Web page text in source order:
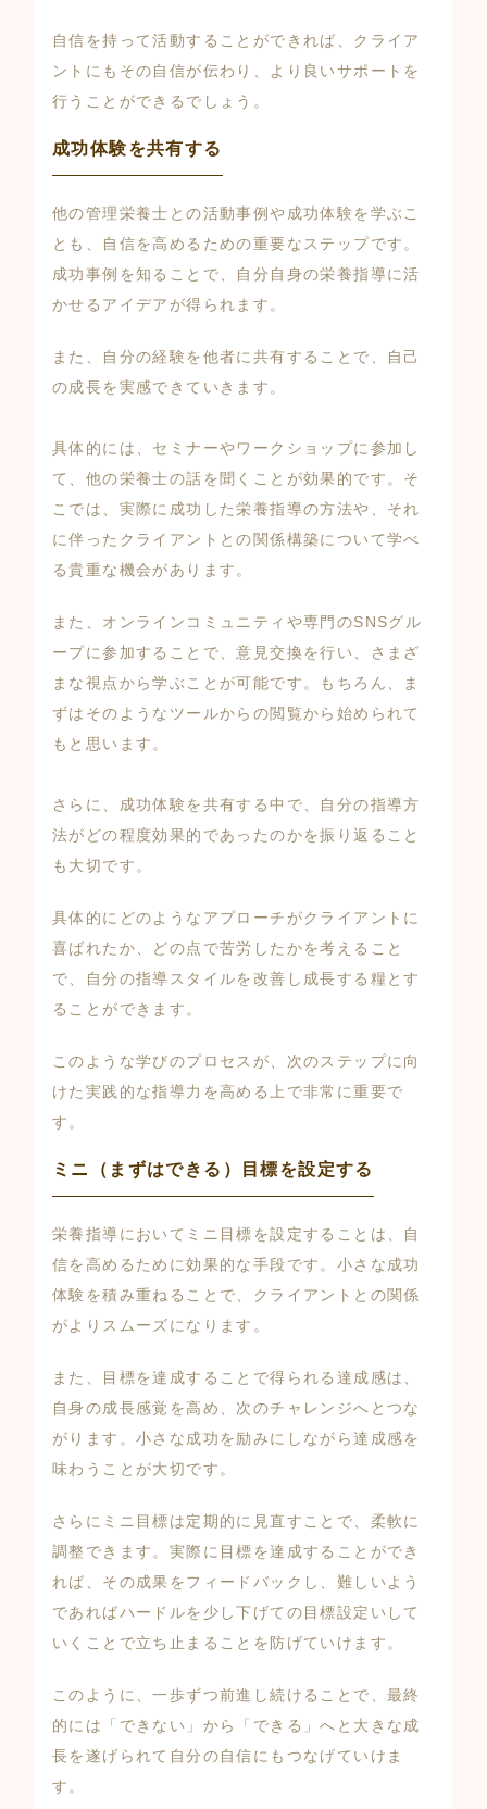
自信を持って活動することができれば、クライア
ントにもその自信が伝わり、より良いサポートを
行うことができるでしょう。
成功体験を共有する
他の管理栄養士との活動事例や成功体験を学ぶこ
とも、自信を高めるための重要なステップです。
成功事例を知ることで、自分自身の栄養指導に活
かせるアイデアが得られます。
また、自分の経験を他者に共有することで、自己
の成長を実感できていきます。
具体的には、セミナーやワークショップに参加し
て、他の栄養士の話を聞くことが効果的です。そ
こでは、実際に成功した栄養指導の方法や、それ
に伴ったクライアントとの関係構築について学べ
る貴重な機会があります。
また、オンラインコミュニティや専門のSNSグル
ープに参加することで、意見交換を行い、さまざ
まな視点から学ぶことが可能です。もちろん、ま
ずはそのようなツールからの閲覧から始められて
もと思います。
さらに、成功体験を共有する中で、自分の指導方
法がどの程度効果的であったのかを振り返ること
も大切です。
具体的にどのようなアプローチがクライアントに
喜ばれたか、どの点で苦労したかを考えること
で、自分の指導スタイルを改善し成長する糧とす
ることができます。
このような学びのプロセスが、次のステップに向
けた実践的な指導力を高める上で非常に重要で
す。
ミニ（まずはできる）目標を設定する
栄養指導においてミニ目標を設定することは、自
信を高めるために効果的な手段です。小さな成功
体験を積み重ねることで、クライアントとの関係
がよりスムーズになります。
また、目標を達成することで得られる達成感は、
自身の成長感覚を高め、次のチャレンジへとつな
がります。小さな成功を励みにしながら達成感を
味わうことが大切です。
さらにミニ目標は定期的に見直すことで、柔軟に
調整できます。実際に目標を達成することができ
れば、その成果をフィードバックし、難しいよう
であればハードルを少し下げての目標設定いして
いくことで立ち止まることを防げていけます。
このように、一歩ずつ前進し続けることで、最終
的には「できない」から「できる」へと大きな成
長を遂げられて自分の自信にもつなげていけま
す。